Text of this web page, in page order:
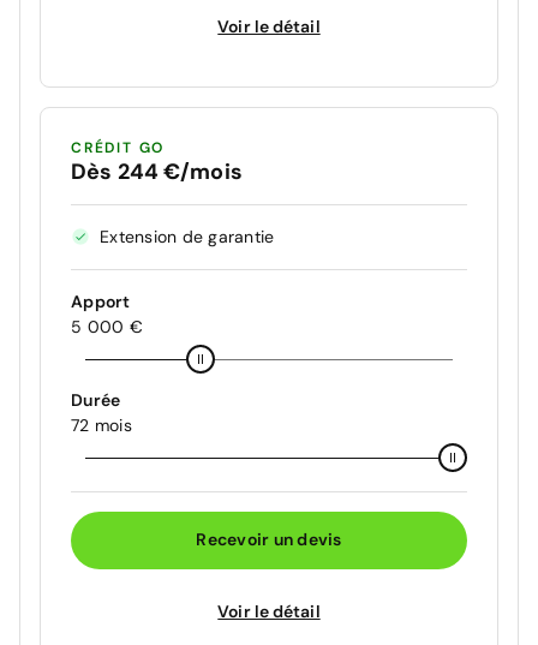
Voir le détail
CRÉDIT GO
Dès 244 €/mois
Extension de garantie
Apport
5 000 €
Durée
72 mois
Recevoir un devis
Voir le détail